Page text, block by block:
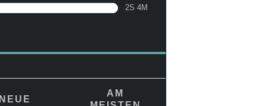
2S 4M
NEUE
AM